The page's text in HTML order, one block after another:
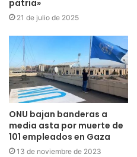
patria»
21 de julio de 2025
ONU bajan banderas a
media asta por muerte de
101 empleados en Gaza
13 de noviembre de 2023